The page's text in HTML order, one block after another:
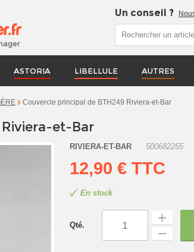
Un conseil ?
ASTORIA LIBELLULE AUTRES
Couvercle principal de BTH249 Riviera-et-Bar
et-Bar
RIVIERA-ET-BAR 500682255
12,90 € TTC
En stock
Qté.